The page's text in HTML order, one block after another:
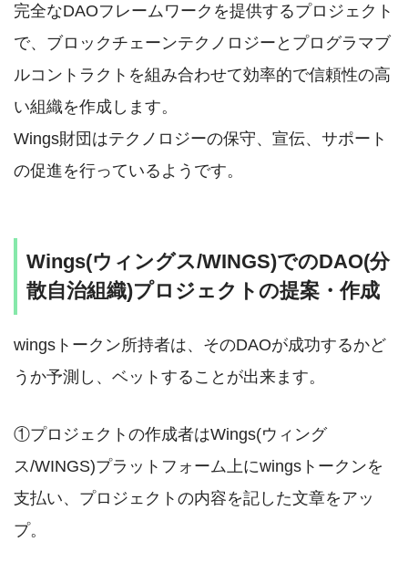
完全なDAOフレームワークを提供するプロジェクト
で、ブロックチェーンテクノロジーとプログラマブ
ルコントラクトを組み合わせて効率的で信頼性の高
い組織を作成します。
Wings財団はテクノロジーの保守、宣伝、サポート
の促進を行っているようです。
Wings(ウィングス/WINGS)でのDAO(分
散自治組織)プロジェクトの提案・作成
wingsトークン所持者は、そのDAOが成功するかど
うか予測し、ベットすることが出来ます。
①プロジェクトの作成者はWings(ウィング
ス/WINGS)プラットフォーム上にwingsトークンを
支払い、プロジェクトの内容を記した文章をアッ
プ。